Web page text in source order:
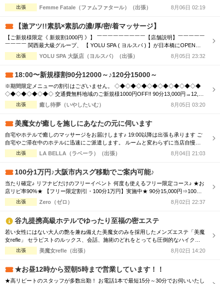
120分コース23000円 でのご案内☆ 是非この機会に一度お電話お待ちしております
出張 Femme Fatale（ファムファタール）（出張） 8月06日 02:19
【激アツ!!素肌×素肌の濃/厚/密/着マッサージ】
【ご新規様限定《 新規割1000円 》】 ￣￣￣￣￣￣￣￣￣【店舗説明】￣￣￣￣￣
￣￣￣￣ 関西最大級グループ、 【 YOLU SPA ( ヨルスパ ) 】が日本橋にOPEN！
あなたの常識を超える、 「五感ブチヌクとびきり体験」を提供いたします。 お客
様に、選ばれる、愛される、ハマってしまう、 そんな” エリアNo.1 ” メンズエステ
出張 YOLU SPA 大阪店（ヨルスパ）（出張） 8月05日 23:32
18:00〜新規様割90分12000～♪120分15000～
※期間限定メニューの割引はございません。 ◇◆◇◆◇◆◇◆◇◆◇◆◇◆◇◆
◇◆◇◆◇◆◇◆◇ 交通費無料地域のご新規様1000円OFF!! 90分13,000円→12,00
0円 120分16,000円→15,000円 150分20,000円→19,000円 ※指名料別途 ◇◆◇◆◇
◆◇◆◇◆◇◆◇◆◇◆◇◆◇◆◇◆◇◆◇ 市内の交通費を頂く地域のご新規様1
出張 癒し待夢（いやしたいむ） 8月05日 03:20
美魔女が癒しを施しにあなたの元に伺います
自宅やホテルで癒しのマッサージをお届けします♪ 19:00以降は出張も承ります ご
自宅やご滞在中のホテルに迅速にご派遣します。 ルームと変わらずに当店自慢の
美魔女による、癒しのマッサージをご堪能ください 出張アロマトリートメントコ
ース 100分14000円 出張ラージオイルコース 100分17000円 ※指名は＋1000円 ※
出張 LA BELLA（ラベーラ）（出張） 8月04日 21:03
100分1万円♪大阪市内スグ移動でご案内可能♪
当たり確定♪ リフナビだけのフリーイベント 何度も使えるフリー限定コース♪ ★お
店リピ率90%★ 【フリー限定割引・100分1万円】実施中★ 90分15,000円⇒100分1
0,000円！！ ※5,000円OFF！！ ご予約時に「リフナビ見た」とお伝えください。
2名様以上も大歓迎！ ※フリーのみ適用 ※その他イベントとの併用不可 ※指名さ
出張 Zero（ゼロ） 8月02日 22:37
谷九提携高級ホテルでゆったり至福の密エステ
若い女性にはない大人の艶を兼ね備えた美魔女のみを採用したメンズエステ「美魔
女refle」 セラピストのルックス、会話、施術のどれをとっても圧倒的なハイクオ
リティでお客様をお出迎えさせて頂きます。 記憶に残る素敵なお時間をお過ごし
下さいませ。 容姿、接客全てを兼ねそろえた美魔女が多数ご案内可能♪ 必ず会った
是非この機会に日頃...
出張 美魔女refle（出張） 8月02日 14:20
★お昼12時から翌朝5時まで営業しています！！
★高リピートのスタッフが多数出勤！ お電話1本で最短15分～30分でお伺いいたし